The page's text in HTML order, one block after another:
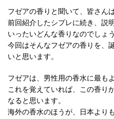
フゼアの香りと聞いて、皆さん
前回紹介したシプレに続き、説
いったいどんな香りなのでしょう
今回はそんなフゼアの香りを、
いと思います。
フゼアは、男性用の香水に最も
これを覚えていれば、この香り
なると思います。
海外の香水のほうが、日本より